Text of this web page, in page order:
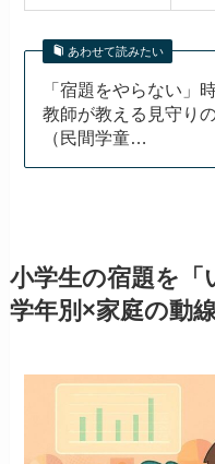
あわせて読みたい
「宿題をやらない」
教師が教える見守り
（民間学童…
小学生の宿題を「
学年別×家庭の動